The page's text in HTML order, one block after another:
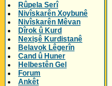
Rûpela Serî
Nivîskarên Xoybunê
Nivîskarên Mêvan
Dîrok û Kurd
Nexişê Kurdistanê
Belavok Lêgerîn
Cand û Huner
Helbestên Gel
Forum
Ankêt